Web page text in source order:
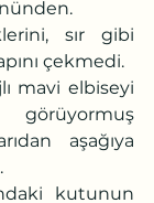
çekmedi.
aşağıya